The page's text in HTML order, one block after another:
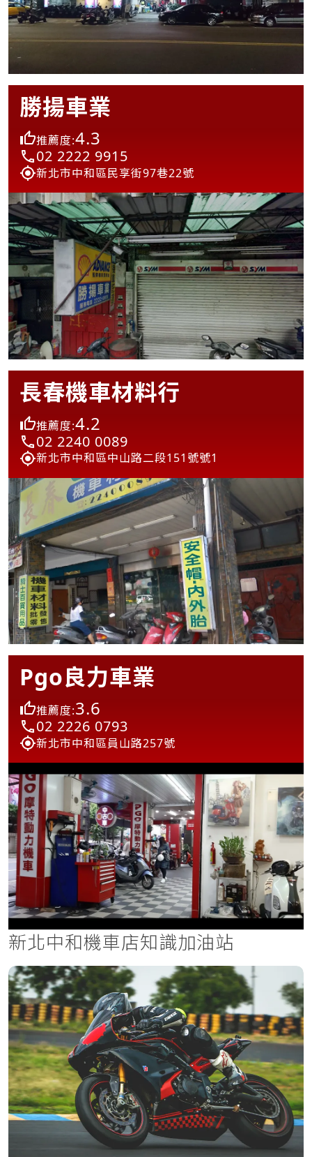
勝揚車業
推薦度:4.3
02 2222 9915
新北市中和區民享街97巷22號
長春機車材料行
推薦度:4.2
02 2240 0089
新北市中和區中山路二段151號號1
Pgo良力車業
推薦度:3.6
02 2226 0793
新北市中和區員山路257號
新北中和機車店知識加油站